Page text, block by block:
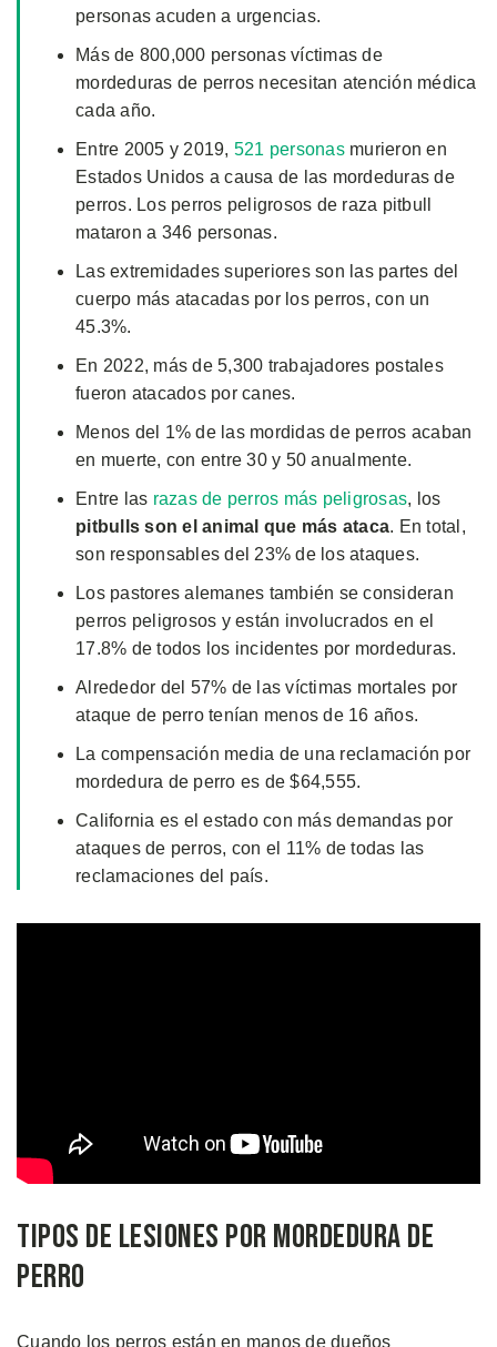
personas acuden a urgencias.
Más de 800,000 personas víctimas de
mordeduras de perros necesitan atención médica
cada año.
Entre 2005 y 2019, 521 personasmurieron en
Estados Unidos a causa de las mordeduras de
perros. Los perros peligrosos de raza pitbull
mataron a 346 personas.
Las extremidades superiores son las partes del
cuerpo más atacadas por los perros, con un
45.3%.
En 2022, más de 5,300 trabajadores postales
fueron atacados por canes.
Menos del 1% de las mordidas de perros acaban
en muerte, con entre 30 y 50 anualmente.
Entre las razas de perros más peligrosas, los
pitbulls son el animal que más ataca. En total,
son responsables del 23% de los ataques.
Los pastores alemanes también se consideran
perros peligrosos y están involucrados en el
17.8% de todos los incidentes por mordeduras.
Alrededor del 57% de las víctimas mortales por
ataque de perro tenían menos de 16 años.
La compensación media de una reclamación por
mordedura de perro es de $64,555.
California es el estado con más demandas por
ataques de perros, con el 11% de todas las
reclamaciones del país.
Tipos de Lesiones por Mordedura de
Perro
Cuando los perros están en manos de dueños